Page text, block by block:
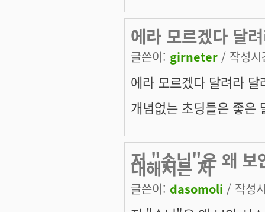
에라 모르겠다 달
글쓴이: girneter / 작성
에라 모르겠다 달려라 달
개념없는 초딩들은 좋은
저 "손님"은 왜 보
대해서는 저
글쓴이: dasomoli / 작성